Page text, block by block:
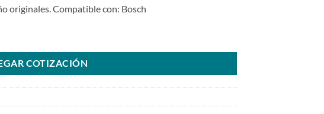
originales. Compatible con: Bosch
COTIZACIÓN